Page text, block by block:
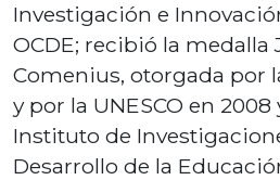
Investigación e
OCDE; recibió la medalla
Comenius, otorgada por
y por la UNESCO en
Instituto de
Desarrollo de la